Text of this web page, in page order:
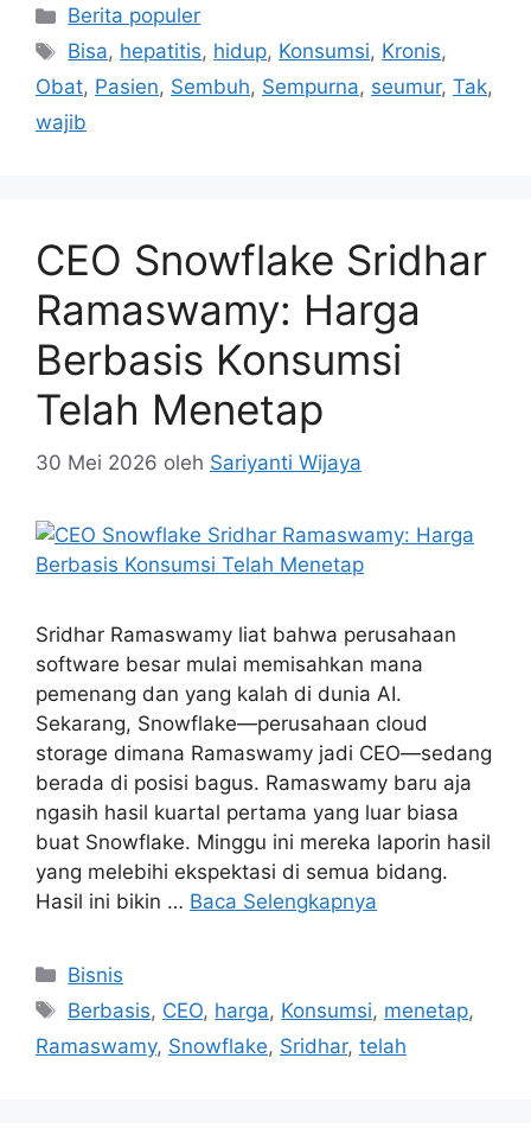
Kategori
Berita populer
Tag
Bisa, hepatitis, hidup, Konsumsi, Kronis,
Obat, Pasien, Sembuh, Sempurna, seumur, Tak,
wajib
CEO Snowflake Sridhar
Ramaswamy: Harga
Berbasis Konsumsi
Telah Menetap
30 Mei 2026 oleh Sariyanti Wijaya
Sridhar Ramaswamy liat bahwa perusahaan
software besar mulai memisahkan mana
pemenang dan yang kalah di dunia AI.
Sekarang, Snowflake—perusahaan cloud
storage dimana Ramaswamy jadi CEO—sedang
berada di posisi bagus. Ramaswamy baru aja
ngasih hasil kuartal pertama yang luar biasa
buat Snowflake. Minggu ini mereka laporin hasil
yang melebihi ekspektasi di semua bidang.
Hasil ini bikin … Baca Selengkapnya
Kategori
Bisnis
Tag
Berbasis, CEO, harga, Konsumsi, menetap,
Ramaswamy, Snowflake, Sridhar, telah